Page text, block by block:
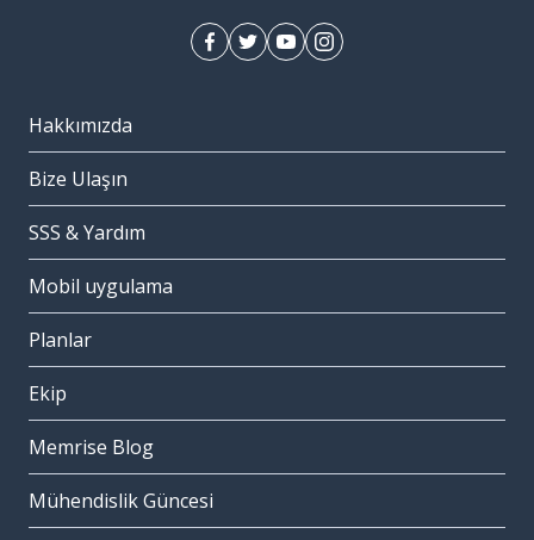
Hakkımızda
Bize Ulaşın
SSS & Yardım
Mobil uygulama
Planlar
Ekip
Memrise Blog
Mühendislik Güncesi